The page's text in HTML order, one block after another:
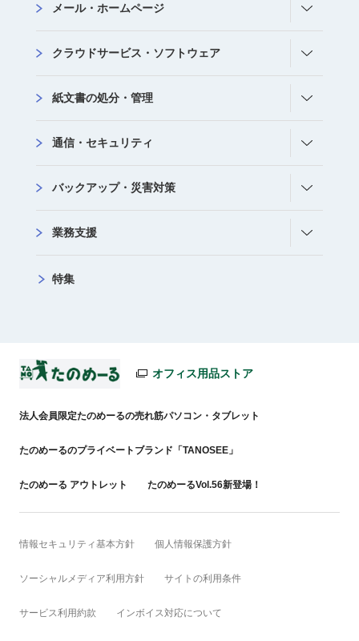
メール・ホームページ
クラウドサービス・ソフトウェア
紙文書の処分・管理
通信・セキュリティ
バックアップ・災害対策
業務支援
特集
オフィス用品ストア
法人会員限定たのめーるの売れ筋パソコン・タブレット
たのめーるのプライベートブランド「TANOSEE」
たのめーる アウトレット たのめーるVol.56新登場！
情報セキュリティ基本方針 個人情報保護方針
ソーシャルメディア利用方針 サイトの利用条件
サービス利用約款 インボイス対応について